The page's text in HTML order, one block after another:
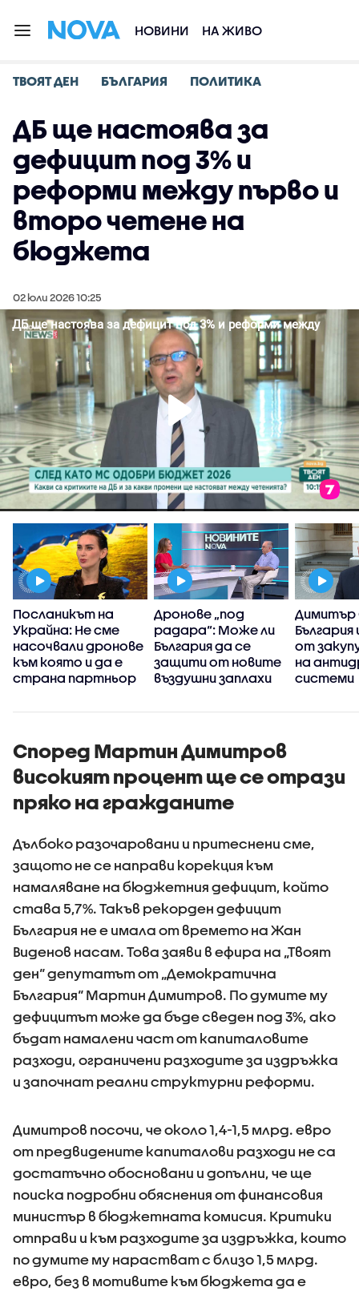
НОВИНИ НА ЖИВО
ТВОЯТ ДЕН БЪЛГАРИЯ ПОЛИТИКА
ДБ ще настоява за
дефицит под 3% и
реформи между първо и
второ четене на
бюджета
02 юли 2026 10:25
Посланикът на
Украйна: Не сме
насочвали дронове
към която и да е
страна партньор
Дронове „под
радара“: Може ли
България да се
защити от новите
въздушни заплахи
Димитър
от
на
системи
Според Мартин Димитров
високият процент ще се отрази
пряко на гражданите
Дълбоко разочаровани и притеснени сме,
защото не се направи корекция към
намаляване на бюджетния дефицит, който
става 5,7%. Такъв рекорден дефицит
България не е имала от времето на Жан
Виденов насам. Това заяви в ефира на „Твоят
ден“ депутатът от „Демократична
България“ Мартин Димитров. По думите му
дефицитът може да бъде сведен под 3%, ако
бъдат намалени част от капиталовите
разходи, ограничени разходите за издръжка
и започнат реални структурни реформи.
Димитров посочи, че около 1,4-1,5 млрд. евро
от предвидените капиталови разходи не са
достатъчно обосновани и допълни, че ще
поиска подробни обяснения от финансовия
министър в бюджетната комисия. Критики
отправи и към разходите за издръжка, които
по думите му нарастват с близо 1,5 млрд.
евро, без в мотивите към бюджета да е